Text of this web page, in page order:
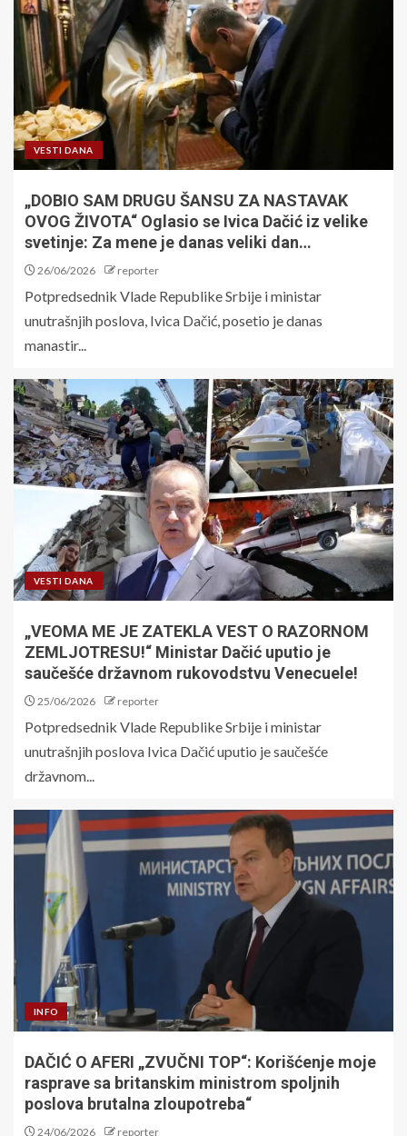
VESTI DANA
„DOBIO SAM DRUGU ŠANSU ZA NASTAVAK
OVOG ŽIVOTA“ Oglasio se Ivica Dačić iz velike
svetinje: Za mene je danas veliki dan…
26/06/2026 reporter
Potpredsednik Vlade Republike Srbije i ministar
unutrašnjih poslova, Ivica Dačić, posetio je danas
manastir...
VESTI DANA
„VEOMA ME JE ZATEKLA VEST O RAZORNOM
ZEMLJOTRESU!“ Ministar Dačić uputio je
saučešće državnom rukovodstvu Venecuele!
25/06/2026 reporter
Potpredsednik Vlade Republike Srbije i ministar
unutrašnjih poslova Ivica Dačić uputio je saučešće
državnom...
INFO
DAČIĆ O AFERI „ZVUČNI TOP“: Korišćenje moje
rasprave sa britanskim ministrom spoljnih
poslova brutalna zloupotreba“
24/06/2026 reporter